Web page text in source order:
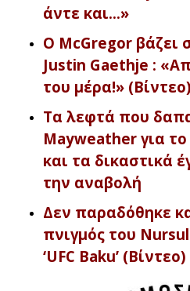
άντε και…»
Ο McGregor βάζει
Justin Gaethje :
του μέρα!» (Βίντεο)
Τα λεφτά που
Mayweather για
και τα δικαστικά
την αναβολή
Δεν παραδόθηκε
πνιγμός του
‘UFC Baku’ (Βίντεο)